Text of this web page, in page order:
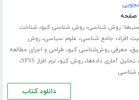
روش شناسی،روش شناسی کیو،شناخت
افراد، جامع شناسی، علوم سیاسی،روش
، معرفی روش‌شناسی کیو، طراحی و اجرای مطالعه
، تحلیل آماری داده‌ها،روش کیو،نرم افزار SPSS ،
شناسی
دانلود کتاب